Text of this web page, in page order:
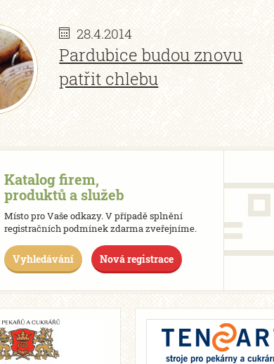
28.4.2014
Pardubice budou znovu
patřit chlebu
Katalog firem,
produktů a služeb
Místo pro Vaše odkazy. V případě splnění
registračních podmínek zdarma zveřejníme.
Vyhledávání Nová registrace